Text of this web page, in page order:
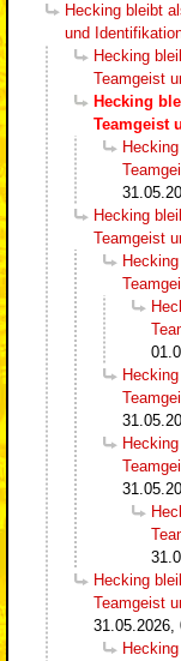
Hecking bleibt
und
Hecking
Teamgeist
Hecking
Teamgeist
Hecking
Teamgeist
Hecking
Teamgeist
31.05.2026,